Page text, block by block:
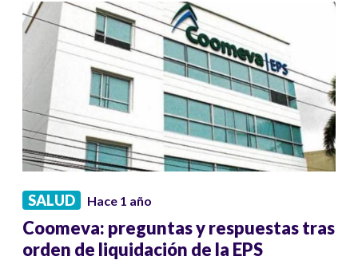
SALUD Hace 1 año
Coomeva: preguntas y respuestas tras
orden de liquidación de la EPS